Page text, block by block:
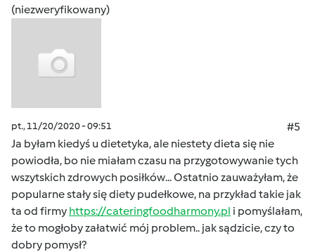
(niezweryfikowany)
pt., 11/20/2020 - 09:51
#5
Ja byłam kiedyś u dietetyka, ale niestety dieta się nie
powiodła, bo nie miałam czasu na przygotowywanie tych
wszytskich zdrowych posiłków... Ostatnio zauważyłam, że
popularne stały się diety pudełkowe, na przykład takie jak
ta od firmy https://cateringfoodharmony.pl i pomyślałam,
że to mogłoby załatwić mój problem.. jak sądzicie, czy to
dobry pomysł?